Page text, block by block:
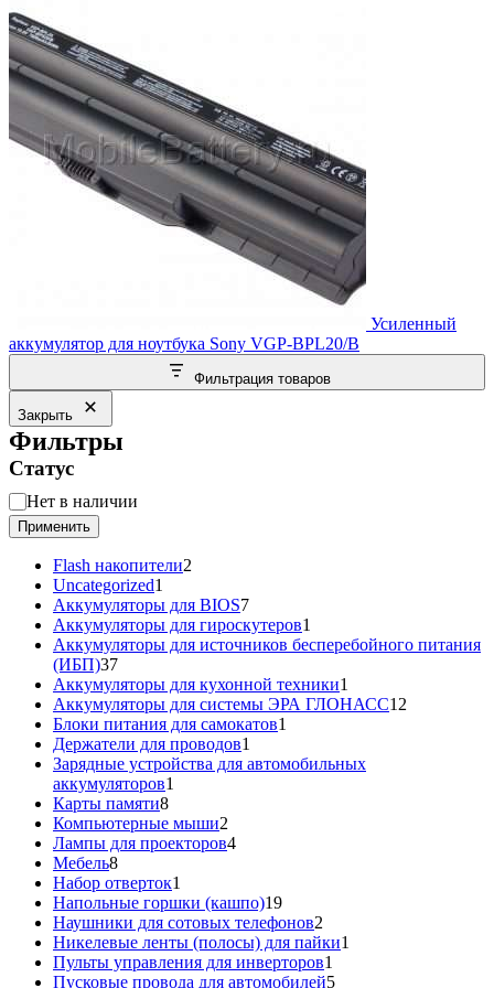
Усиленный
аккумулятор для ноутбука Sony VGP-BPL20/B
Фильтрация товаров
Закрыть
Фильтры
Статус
Статус
Нет в наличии
Применить
Flash накопители2
Uncategorized1
товар
Аккумуляторы для BIOS77
товаров
Аккумуляторы для гироскутеров1
товар
Аккумуляторы для источников бесперебойного питания
(ИБП)3737
товаров
Аккумуляторы для кухонной техники1
товар
Аккумуляторы для системы ЭРА ГЛОНАСС12
Блоки питания для самокатов1
Держатели для проводов1
товар
Зарядные устройства для автомобильных
аккумуляторов1
Карты памяти88
товаров
Компьютерные мыши2
товара
Лампы для проекторов44
Мебель88
товаров
Набор отверток1
товар
Напольные горшки (кашпо)1919
товаров
Наушники для сотовых телефонов2
товара
Никелевые ленты (полосы) для пайки1
Пульты управления для инверторов1
товар
Пусковые провода для автомобилей55